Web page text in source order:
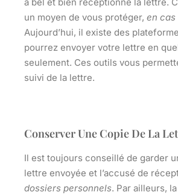
un moyen de vous protéger, en cas
Aujourd’hui, il existe des
pourrez envoyer votre lettre en
seulement. Ces outils vous
suivi de la lettre.
Conserver Une Copie De La
Il est toujours conseillé de garder
lettre envoyée et l’accusé de
dossiers personnels. Par ailleurs,